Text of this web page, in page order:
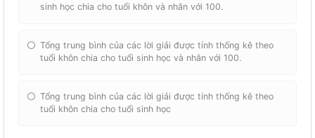
sinh học chia cho tuổi khôn và nhân với 100.
Tổng trung bình của các lời giải được tính thống kê theo
tuổi khôn chia cho tuổi sinh học và nhân với 100.
Tổng trung bình của các lời giải được tính thống kê theo
tuổi khôn chia cho tuổi sinh học